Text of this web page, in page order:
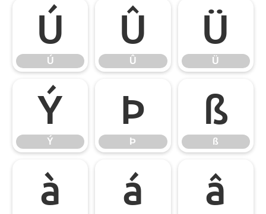
Ú
Ú
Û
Û
Ü
Ü
Ý
Ý
Þ
Þ
ß
ß
à á â